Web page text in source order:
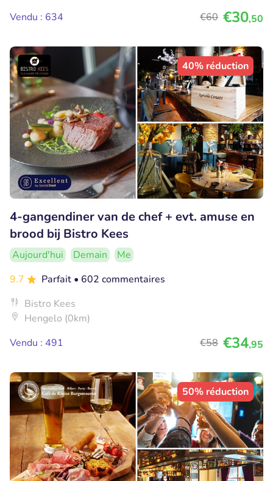
Vendu : 634
€60 €30,50
40% réduction
4-gangendiner van de chef + evt. amuse en
brood bij Bistro Kees
Aujourd'hui Demain
Me
9.7
Parfait • 602 commentaires
Bistro Kees
Hengelo (0km)
Vendu : 491
€58 €34,95
50% réduction